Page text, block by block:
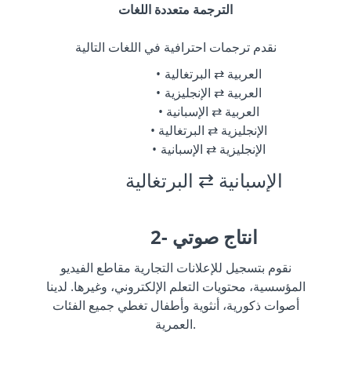
الترجمة متعددة اللغات
نقدم ترجمات احترافية في اللغات التالية
العربية ⇄ البرتغالية
العربية ⇄ الإنجليزية
العربية ⇄ الإسبانية
الإنجليزية ⇄ البرتغالية
الإنجليزية ⇄ الإسبانية
الإسبانية ⇄ البرتغالية
2- انتاج صوتي
نقوم بتسجيل للإعلانات التجارية مقاطع الفيديو
المؤسسية، محتويات التعلم الإلكتروني، وغيرها. لدينا
أصوات ذكورية، أنثوية وأطفال تغطي جميع الفئات
العمرية.